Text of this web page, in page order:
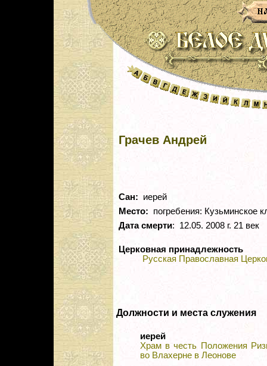
Грачев Андрей
Сан: иерей
Место: погребения: Кузьминское
Дата смерти: 12.05. 2008 г. 21 век
Церковная принадлежность
Русская Православная
Должности и места служения
иерей
Храм в честь Положения
во Влахерне в Леонове